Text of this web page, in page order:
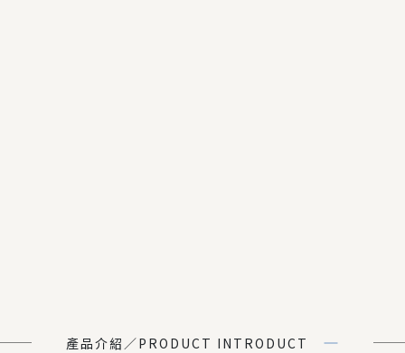
產品介紹／PRODUCT INTRODUCT